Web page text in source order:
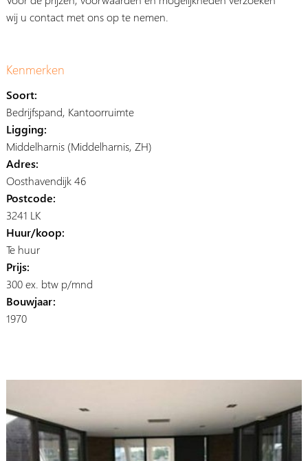
wij u contact met ons op te nemen.
Kenmerken
Soort:
Bedrijfspand, Kantoorruimte
Ligging:
Middelharnis (Middelharnis, ZH)
Adres:
Oosthavendijk 46
Postcode:
3241 LK
Huur/koop:
Te huur
Prijs:
300 ex. btw p/mnd
Bouwjaar:
1970